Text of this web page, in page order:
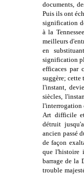
documents,
Puis ils ont
signification
à la
meilleurs
en
signification
efficaces par
suggère; cette
l'instant,
siècles,
l'interrogation
Art difficile
détruit
ancien passé
de façon
que l'histoire
barrage de la
trouble